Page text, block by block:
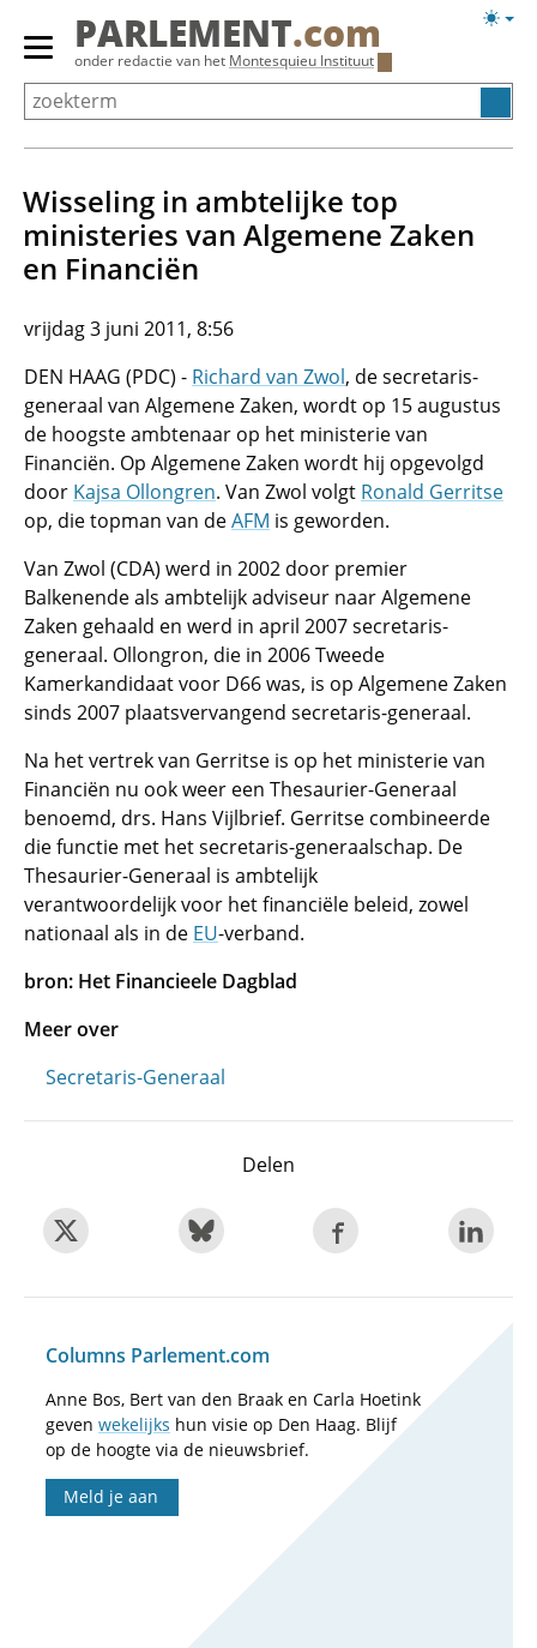
Overslaan
Primair
menu
tonen/verbergen
PARLEMENT.com
onder redactie van het Montesquieu Instituut
Wisseling in ambtelijke top
ministeries van Algemene Zaken
en Financiën
vrijdag 3 juni 2011, 8:56
DEN HAAG (PDC) - Richard van Zwol, de secretaris-
generaal van Algemene Zaken, wordt op 15 augustus
de hoogste ambtenaar op het ministerie van
Financiën. Op Algemene Zaken wordt hij opgevolgd
door Kajsa Ollongren. Van Zwol volgt Ronald Gerritse
op, die topman van deAFM is geworden.
Van Zwol (CDA) werd in 2002 door premier
Balkenende als ambtelijk adviseur naar Algemene
Zaken gehaald en werd in april 2007 secretaris-
generaal. Ollongron, die in 2006 Tweede
Kamerkandidaat voor D66 was, is op Algemene Zaken
sinds 2007 plaatsvervangend secretaris-generaal.
Na het vertrek van Gerritse is op het ministerie van
Financiën nu ook weer een Thesaurier-Generaal
benoemd, drs. Hans Vijlbrief. Gerritse combineerde
die functie met het secretaris-generaalschap. De
Thesaurier-Generaal is ambtelijk
verantwoordelijk voor het financiële beleid, zowel
nationaal als in de EU-verband.
bron: Het Financieele Dagblad
Meer over
Secretaris-Generaal
Delen
Columns Parlement.com
Anne Bos, Bert van den Braak en Carla Hoetink
geven wekelijks hun visie op Den Haag. Blijf
op de hoogte via de nieuwsbrief.
Meld je aan